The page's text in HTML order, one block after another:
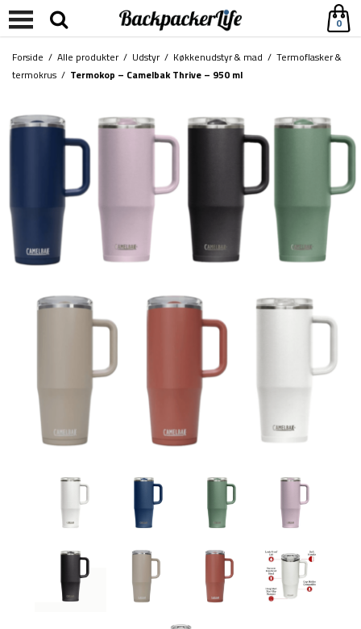
0
Forside / Alle produkter/ Udstyr/ Køkkenudstyr & mad / Termoflasker &
termokrus / Termokop – Camelbak Thrive – 950 ml